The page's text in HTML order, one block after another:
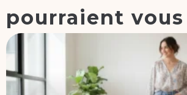
pourraient